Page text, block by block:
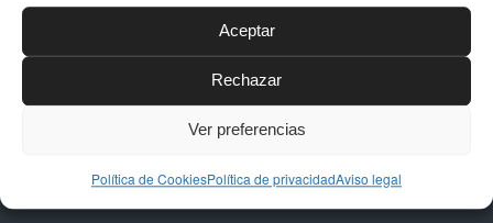
Aceptar
Rechazar
Ver preferencias
Política de CookiesPolítica de privacidadAviso legal
29603, Marbella (Málaga)
Email